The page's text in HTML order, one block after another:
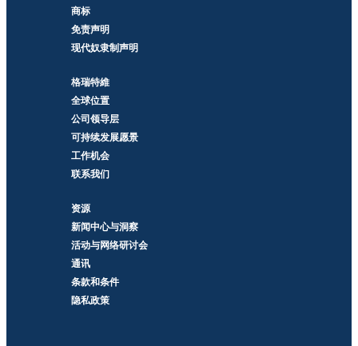
商标
免责声明
现代奴隶制声明
格瑞特維
全球位置
公司领导层
可持续发展愿景
工作机会
联系我们
资源
新闻中心与洞察
活动与网络研讨会
通讯
条款和条件
隐私政策